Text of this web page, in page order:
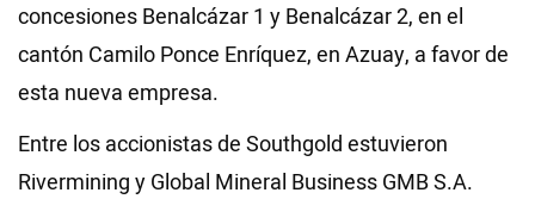
concesiones Benalcázar 1 y Benalcázar 2, en el
cantón Camilo Ponce Enríquez, en Azuay, a favor de
esta nueva empresa.
Entre los accionistas de Southgold estuvieron
Rivermining y Global Mineral Business GMB S.A.